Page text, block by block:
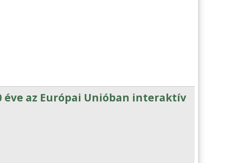
éve az Európai Unióban interaktív